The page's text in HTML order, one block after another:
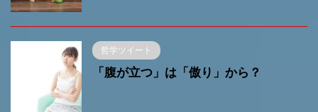
哲学ツイート
「腹が立つ」は「傲り」から？